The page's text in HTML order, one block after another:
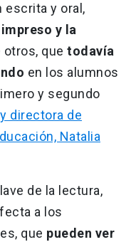
escrita y oral,
y la
otros, que todavía
en los alumnos
y segundo
directora de
Natalia
de la lectura,
a los
que pueden ver